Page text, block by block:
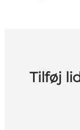
Tilføj